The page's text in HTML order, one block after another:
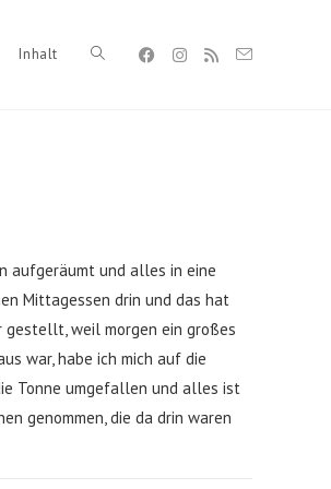
Inhalt Toggle
search
aufgeräumt und alles in eine
Mittagessen drin und das hat
gestellt, weil morgen ein großes
war, habe ich mich auf die
Tonne umgefallen und alles ist
genommen, die da drin waren